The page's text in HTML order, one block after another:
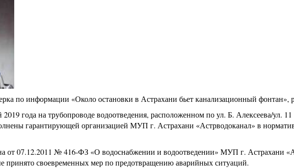
по информации «Около остановки в Астрахани бьет канализационный фонтан»,
2019 года на трубопроводе водоотведения, расположенном по ул. Б. Алексеева/
гарантирующей организацией МУП г. Астрахани «Астрводоканал» в
от 07.12.2011 № 416-ФЗ «О водоснабжении и водоотведении» МУП г. Астрахани
принято своевременных мер по предотвращению аварийных ситуаций.